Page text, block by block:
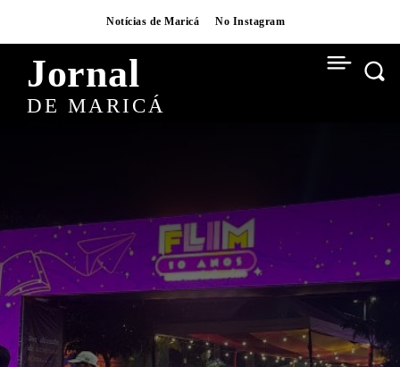
Notícias de Maricá No Instagram
Jornal
DE MARICÁ